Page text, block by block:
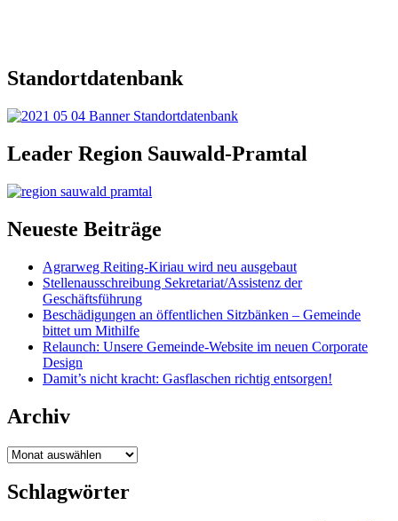
Standortdatenbank
Leader Region Sauwald-Pramtal
Neueste Beiträge
Agrarweg Reiting-Kiriau wird neu ausgebaut
Stellenausschreibung Sekretariat/Assistenz der
Geschäftsführung
Beschädigungen an öffentlichen Sitzbänken – Gemeinde
bittet um Mithilfe
Relaunch: Unsere Gemeinde-Website im neuen Corporate
Design
Damit’s nicht kracht: Gasflaschen richtig entsorgen!
Archiv
Archiv
Schlagwörter